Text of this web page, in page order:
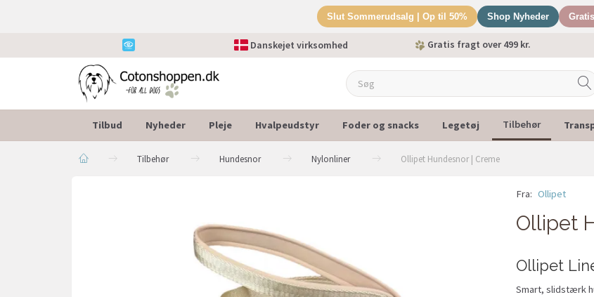
Slut Sommerudsalg | Op til 50% Shop Nyheder
Danskejet virksomhed Gratis fragt over 499 kr.
Tilbud Nyheder Pleje Hvalpeudstyr Foder og snacks Legetøj Tilbehør
Tilbehør Hundesnor Nylonliner Ollipet Hundesnor | Creme
Fra: Ollipet
Ollipet
Ollipet
Smart, slidstærk